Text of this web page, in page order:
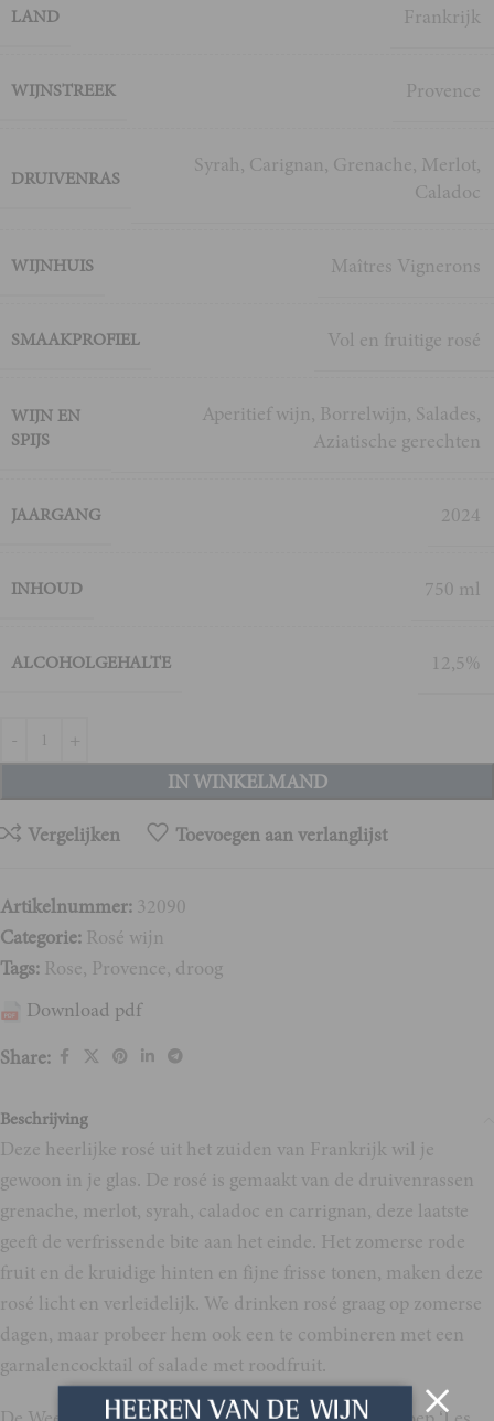
LAND Frankrijk
WIJNSTREEK Provence
DRUIVENRAS
Syrah, Carignan, Grenache, Merlot,
Caladoc
WIJNHUIS Maîtres Vignerons
SMAAKPROFIEL Vol en fruitige rosé
WIJN EN
SPIJS
Aperitief wijn, Borrelwijn, Salades,
Aziatische gerechten
JAARGANG 2024
INHOUD 750 ml
ALCOHOLGEHALTE 12,5%
IN WINKELMAND
Vergelijken
Toevoegen aan verlanglijst
Artikelnummer: 32090
Categorie: Rosé wijn
Tags: Rose, Provence, droog
Download pdf
Share:
Beschrijving
Deze heerlijke rosé uit het zuiden van Frankrijk wil je
gewoon in je glas. De rosé is gemaakt van de druivenrassen
grenache, merlot, syrah, caladoc en carrignan, deze laatste
geeft de verfrissende bite aan het einde. Het zomerse rode
fruit en de kruidige hinten en fijne frisse tonen, maken deze
rosé licht en verleidelijk. We drinken rosé graag op zomerse
dagen, maar probeer hem ook een te combineren met een
garnalencocktail of salade met roodfruit.